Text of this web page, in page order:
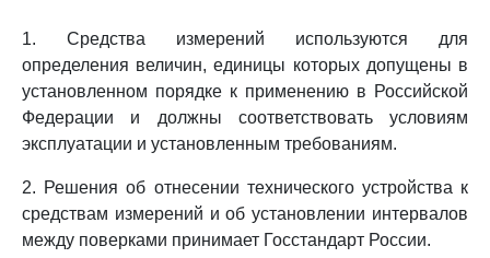
1. Средства измерений используются для
определения величин, единицы которых допущены в
установленном порядке к применению в Российской
Федерации и должны соответствовать условиям
эксплуатации и установленным требованиям.
2. Решения об отнесении технического устройства к
средствам измерений и об установлении интервалов
между поверками принимает Госстандарт России.